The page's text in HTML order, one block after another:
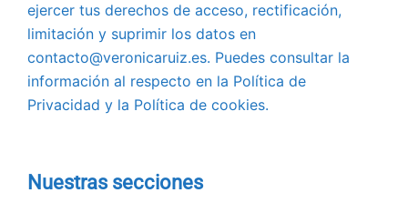
ejercer tus derechos de acceso, rectificación,
limitación y suprimir los datos en
contacto@veronicaruiz.es. Puedes consultar la
información al respecto en la Política de
Privacidad y la Política de cookies.
Nuestras secciones